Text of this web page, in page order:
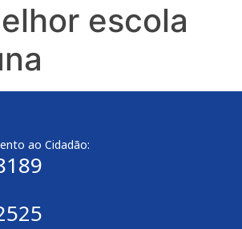
escola
ao Cidadão: